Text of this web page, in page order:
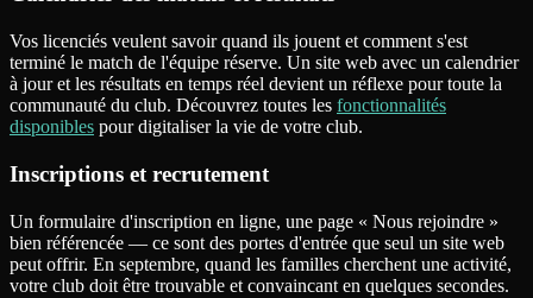
Vos licenciés veulent savoir quand ils jouent et comment s'est
terminé le match de l'équipe réserve. Un site web avec un calendrier
à jour et les résultats en temps réel devient un réflexe pour toute la
communauté du club. Découvrez toutes les fonctionnalités
disponibles pour digitaliser la vie de votre club.
Inscriptions et recrutement
Un formulaire d'inscription en ligne, une page « Nous rejoindre »
bien référencée — ce sont des portes d'entrée que seul un site web
peut offrir. En septembre, quand les familles cherchent une activité,
votre club doit être trouvable et convaincant en quelques secondes.